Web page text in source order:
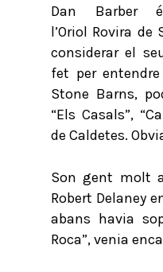
Dan Barber
l’Oriol Rovira
considerar el
fet per
Stone Barns,
“Els Casals”,
de Caldetes.
Son gent molt
Robert Delaney
abans havia
Roca”, venia